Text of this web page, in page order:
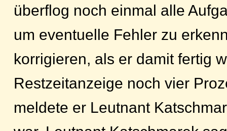
überflog noch einmal alle
um eventuelle Fehler zu
korrigieren, als er damit fertig
Restzeitanzeige noch vier
meldete er Leutnant